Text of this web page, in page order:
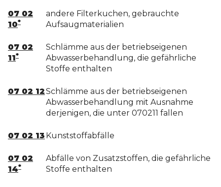
07 02
10*
andere Filterkuchen, gebrauchte
Aufsaugmaterialien
07 02
11*
Schlämme aus der betriebseigenen
Abwasserbehandlung, die gefährliche
Stoffe enthalten
07 02 12Schlämme aus der betriebseigenen
Abwasserbehandlung mit Ausnahme
derjenigen, die unter 070211 fallen
07 02 13 Kunststoffabfälle
07 02
14*
Abfälle von Zusatzstoffen, die gefährliche
Stoffe enthalten